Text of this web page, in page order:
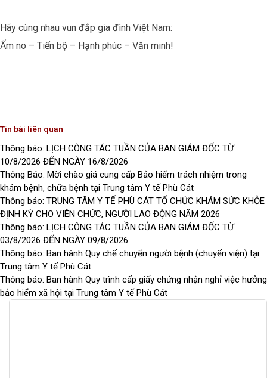
Hãy cùng nhau vun đắp gia đình Việt Nam:
Ấm no – Tiến bộ – Hạnh phúc – Văn minh!
Tin bài liên quan
Thông báo: LỊCH CÔNG TÁC TUẦN CỦA BAN GIÁM ĐỐC TỪ
10/8/2026 ĐẾN NGÀY 16/8/2026
Thông Báo: Mời chào giá cung cấp Bảo hiểm trách nhiệm trong
khám bệnh, chữa bệnh tại Trung tâm Y tế Phù Cát
Thông báo: TRUNG TÂM Y TẾ PHÙ CÁT TỔ CHỨC KHÁM SỨC KHỎE
ĐỊNH KỲ CHO VIÊN CHỨC, NGƯỜI LAO ĐỘNG NĂM 2026
Thông báo: LỊCH CÔNG TÁC TUẦN CỦA BAN GIÁM ĐỐC TỪ
03/8/2026 ĐẾN NGÀY 09/8/2026
Thông báo: Ban hành Quy chế chuyển người bệnh (chuyển viện) tại
Trung tâm Y tế Phù Cát
Thông báo: Ban hành Quy trình cấp giấy chứng nhận nghỉ việc hưởng
bảo hiểm xã hội tại Trung tâm Y tế Phù Cát